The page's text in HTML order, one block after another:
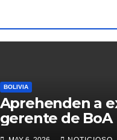
BOLIVIA
Aprehenden a
gerente de BoA